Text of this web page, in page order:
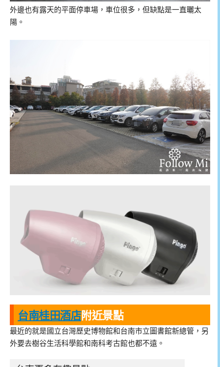
外邊也有露天的平面停車場，車位很多，但缺點是一直曬太
陽。
台南桂田酒店附近景點
最近的就是國立台灣歷史博物館和台南市立圖書館新總管，另
外要去樹谷生活科學館和南科考古館也都不遠。